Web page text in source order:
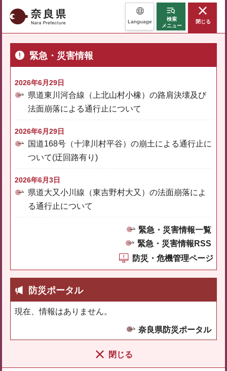
奈良県 Language
検索
メニュー
閉じる
緊急・災害情報
2026年6月29日
県道東川河合線（上北山村小橡）の路肩決壊及び
法面崩落による通行止について
2026年6月29日
国道168号（十津川村平谷）の崩土による通行止に
ついて(迂回路有り)
2026年6月3日
県道大又小川線（東吉野村大又）の法面崩落によ
る通行止について
緊急・災害情報一覧
緊急・災害情報RSS
防災・危機管理ページ
防災ポータル
現在、情報はありません。
奈良県防災ポータル
閉じる